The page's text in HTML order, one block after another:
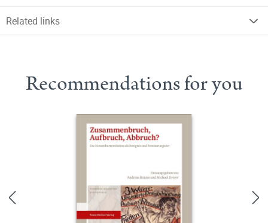
Related links
Recommendations for you